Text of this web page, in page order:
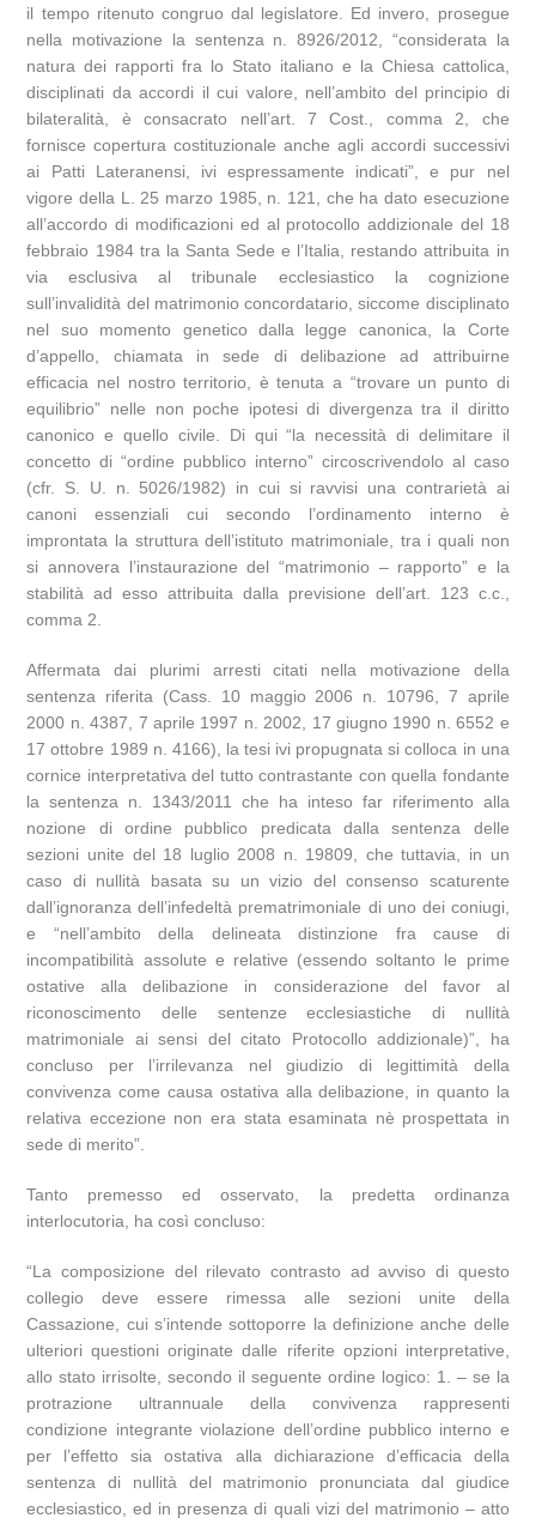
il tempo ritenuto congruo dal legislatore. Ed invero, prosegue
nella motivazione la sentenza n. 8926/2012, “considerata la
natura dei rapporti fra lo Stato italiano e la Chiesa cattolica,
disciplinati da accordi il cui valore, nell’ambito del principio di
bilateralità, è consacrato nell’art. 7 Cost., comma 2, che
fornisce copertura costituzionale anche agli accordi successivi
ai Patti Lateranensi, ivi espressamente indicati”, e pur nel
vigore della L. 25 marzo 1985, n. 121, che ha dato esecuzione
all’accordo di modificazioni ed al protocollo addizionale del 18
febbraio 1984 tra la Santa Sede e l’Italia, restando attribuita in
via esclusiva al tribunale ecclesiastico la cognizione
sull’invalidità del matrimonio concordatario, siccome disciplinato
nel suo momento genetico dalla legge canonica, la Corte
d’appello, chiamata in sede di delibazione ad attribuirne
efficacia nel nostro territorio, è tenuta a “trovare un punto di
equilibrio” nelle non poche ipotesi di divergenza tra il diritto
canonico e quello civile. Di qui “la necessità di delimitare il
concetto di “ordine pubblico interno” circoscrivendolo al caso
(cfr. S. U. n. 5026/1982) in cui si ravvisi una contrarietà ai
canoni essenziali cui secondo l’ordinamento interno è
improntata la struttura dell’istituto matrimoniale, tra i quali non
si annovera l’instaurazione del “matrimonio – rapporto” e la
stabilità ad esso attribuita dalla previsione dell’art. 123 c.c.,
comma 2.
Affermata dai plurimi arresti citati nella motivazione della
sentenza riferita (Cass. 10 maggio 2006 n. 10796, 7 aprile
2000 n. 4387, 7 aprile 1997 n. 2002, 17 giugno 1990 n. 6552 e
17 ottobre 1989 n. 4166), la tesi ivi propugnata si colloca in una
cornice interpretativa del tutto contrastante con quella fondante
la sentenza n. 1343/2011 che ha inteso far riferimento alla
nozione di ordine pubblico predicata dalla sentenza delle
sezioni unite del 18 luglio 2008 n. 19809, che tuttavia, in un
caso di nullità basata su un vizio del consenso scaturente
dall’ignoranza dell’infedeltà prematrimoniale di uno dei coniugi,
e “nell’ambito della delineata distinzione fra cause di
incompatibilità assolute e relative (essendo soltanto le prime
ostative alla delibazione in considerazione del favor al
riconoscimento delle sentenze ecclesiastiche di nullità
matrimoniale ai sensi del citato Protocollo addizionale)”, ha
concluso per l’irrilevanza nel giudizio di legittimità della
convivenza come causa ostativa alla delibazione, in quanto la
relativa eccezione non era stata esaminata nè prospettata in
sede di merito”.
Tanto premesso ed osservato, la predetta ordinanza
interlocutoria, ha così concluso:
“La composizione del rilevato contrasto ad avviso di questo
collegio deve essere rimessa alle sezioni unite della
Cassazione, cui s’intende sottoporre la definizione anche delle
ulteriori questioni originate dalle riferite opzioni interpretative,
allo stato irrisolte, secondo il seguente ordine logico: 1. – se la
protrazione ultrannuale della convivenza rappresenti
condizione integrante violazione dell’ordine pubblico interno e
per l’effetto sia ostativa alla dichiarazione d’efficacia della
sentenza di nullità del matrimonio pronunciata dal giudice
ecclesiastico, ed in presenza di quali vizi del matrimonio – atto